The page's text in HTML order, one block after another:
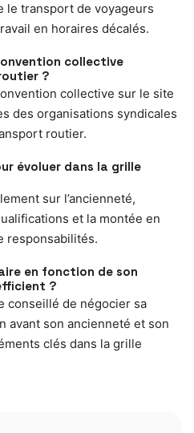
le transport de voyageurs
en horaires décalés.
collective
?
collective sur le site
des organisations syndicales
routier.
évoluer dans la grille
sur l’ancienneté,
et la montée en
responsabilités.
en fonction de son
?
conseillé de négocier sa
avant son ancienneté et son
clés dans la grille